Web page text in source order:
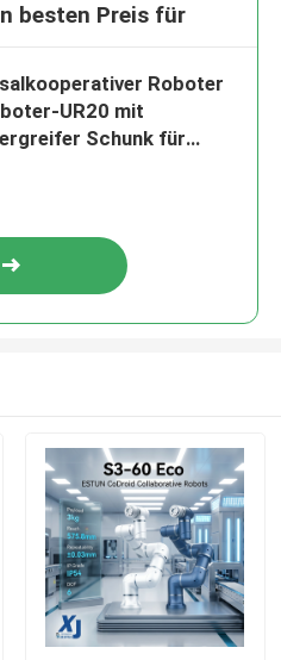
besten Preis für
Roboter
UR20 mit
Schunk für